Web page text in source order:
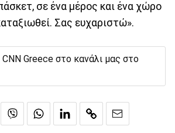
σε ένα μέρος και ένα χώρο
Σας ευχαριστώ».
Greece στο κανάλι μας στο